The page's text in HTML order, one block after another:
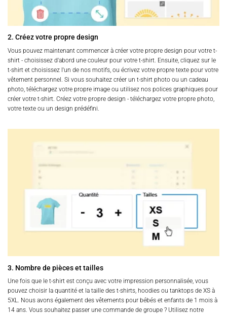
2. Créez votre propre design
Vous pouvez maintenant commencer à créer votre propre design pour votre t-
shirt - choisissez d'abord une couleur pour votre t-shirt. Ensuite, cliquez sur le
t-shirt et choisissez l'un de nos motifs, ou écrivez votre propre texte pour votre
vêtement personnel. Si vous souhaitez créer un t-shirt photo ou un cadeau
photo, téléchargez votre propre image ou utilisez nos polices graphiques pour
créer votre t-shirt. Créez votre propre design - téléchargez votre propre photo,
votre texte ou un design prédéfini.
3. Nombre de pièces et tailles
Une fois que le t-shirt est conçu avec votre impression personnalisée, vous
pouvez choisir la quantité et la taille des t-shirts, hoodies ou tanktops de XS à
5XL. Nous avons également des vêtements pour bébés et enfants de 1 mois à
14 ans. Vous souhaitez passer une commande de groupe ? Utilisez notre